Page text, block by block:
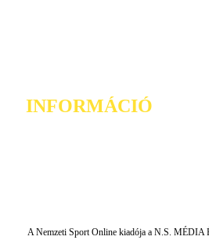
INFORMÁCIÓ
A Nemzeti Sport Online kiadója a N.S.